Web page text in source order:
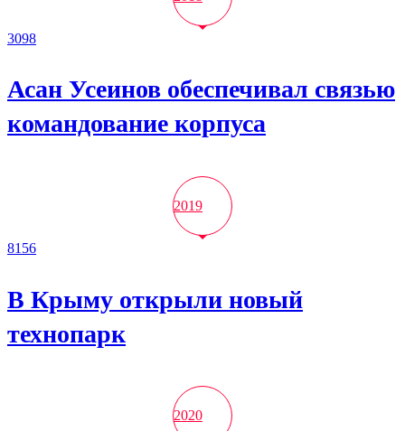
3098
Асан Усеинов обеспечивал связью
командование корпуса
2019
8156
В Крыму открыли новый
технопарк
2020